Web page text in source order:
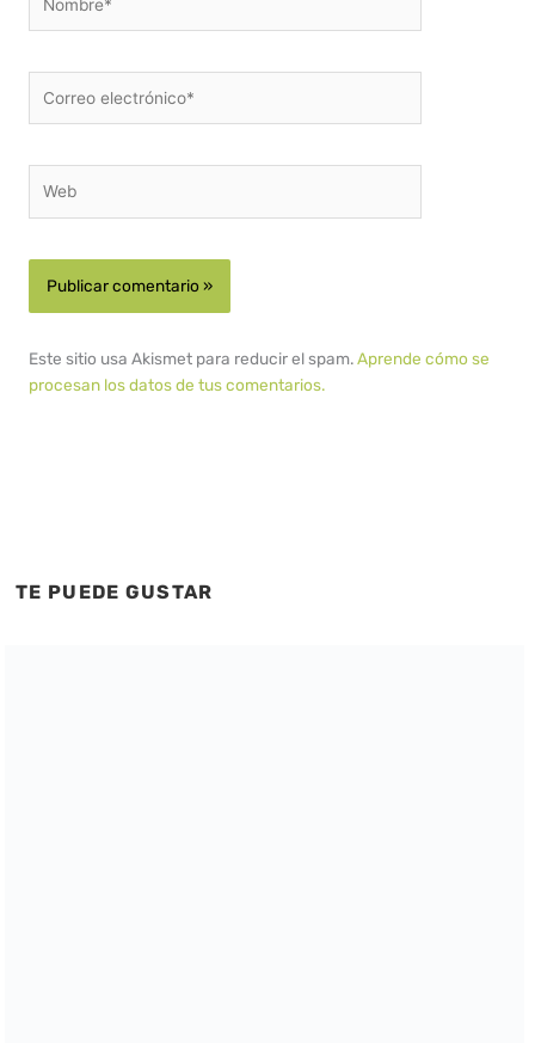
electrónico*
Este sitio usa Akismet para reducir el spam.Aprende cómo se
procesan los datos de tus comentarios.
TE PUEDE GUSTAR